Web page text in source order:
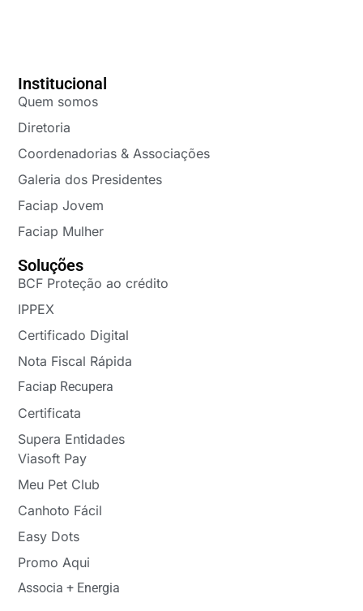
Institucional
Quem somos
Diretoria
Coordenadorias & Associações
Galeria dos Presidentes
Faciap Jovem
Faciap Mulher
Soluções
BCF Proteção ao crédito
IPPEX
Certificado Digital
Nota Fiscal Rápida
Faciap Recupera
Certificata
Supera Entidades
Viasoft Pay
Meu Pet Club
Canhoto Fácil
Easy Dots
Promo Aqui
Associa + Energia